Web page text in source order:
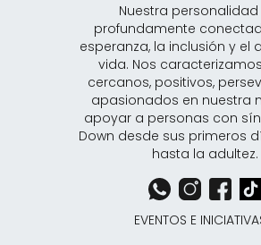
Nuestra
profundamente
esperanza, la inclusión y el
vida. Nos
cercanos, positivos,
apasionados en nuestra
apoyar a personas con
Down desde sus primeros
hasta la adultez.
EVENTOS E